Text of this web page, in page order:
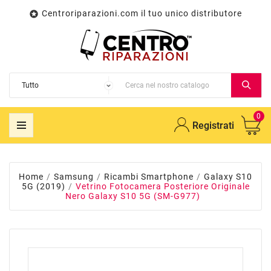
 Centroriparazioni.com il tuo unico distributore
Registrati
0
Home Samsung Ricambi Smartphone
Galaxy S10
5G (2019)
Vetrino Fotocamera Posteriore Originale
Nero Galaxy S10 5G (SM-G977)